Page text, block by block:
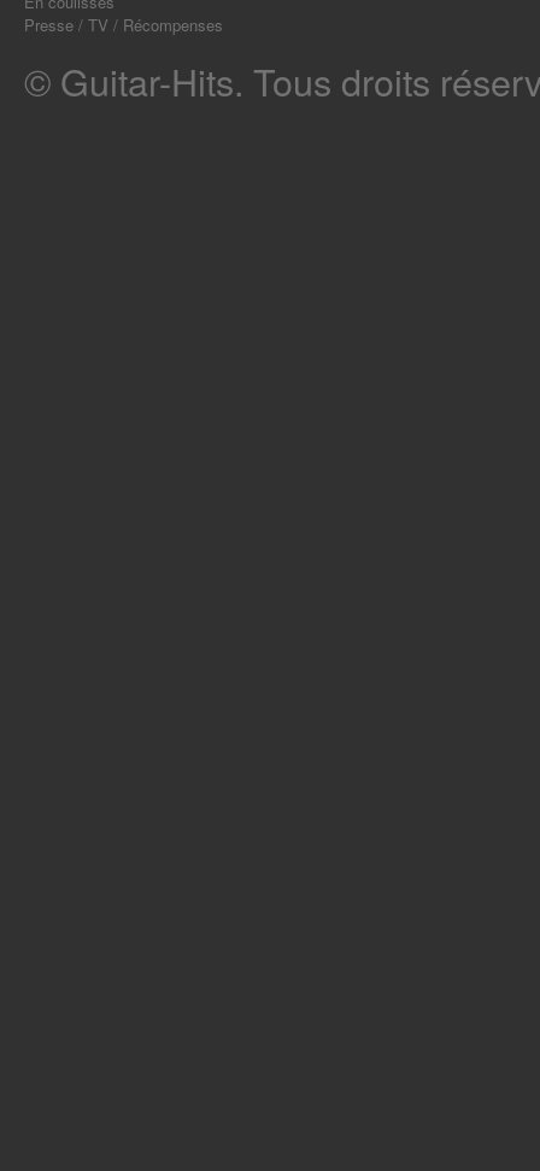
Presse / TV / Récompenses
© Guitar-Hits. Tous droits